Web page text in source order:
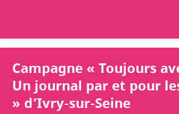
Campagne « Toujours
Un journal par et pour
» d’Ivry-sur-Seine